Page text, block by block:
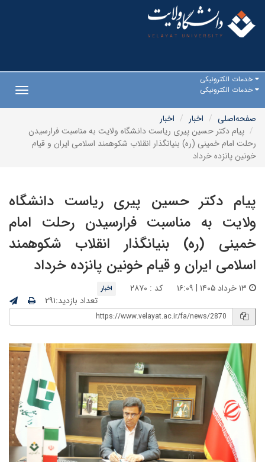
خدمات الکترونیکی
خدمات الکترونیکی
صفحه‌اصلی
اخبار
اخبار
پیام دکتر حسین پیری ریاست دانشگاه ولایت به مناسبت فرارسیدن
رحلت امام خمینی (ره) بنیانگذار انقلاب شکوهمند اسلامی ایران و قیام
خونین پانزده خرداد
پیام دکتر حسین پیری ریاست دانشگاه
ولایت به مناسبت فرارسیدن رحلت امام
خمینی (ره) بنیانگذار انقلاب شکوهمند
اسلامی ایران و قیام خونین پانزده خرداد
کد : ۲۸۷۰ اخبار
تعداد بازدید:۲۹۱